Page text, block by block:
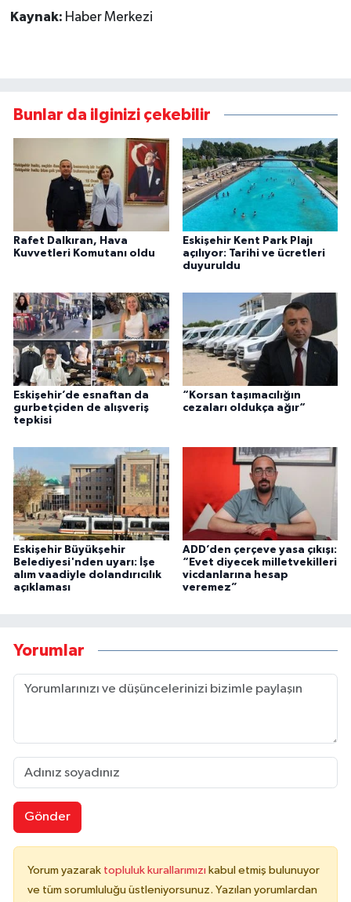
Kaynak: Haber Merkezi
Bunlar da ilginizi çekebilir
Rafet Dalkıran, Hava
Kuvvetleri Komutanı oldu
Eskişehir Kent Park Plajı
açılıyor: Tarihi ve ücretleri
duyuruldu
Eskişehir’de esnaftan da
gurbetçiden de alışveriş
tepkisi
“Korsan taşımacılığın
cezaları oldukça ağır“
Eskişehir Büyükşehir
Belediyesi'nden uyarı: İşe
alım vaadiyle dolandırıcılık
açıklaması
ADD’den çerçeve yasa çıkışı:
“Evet diyecek milletvekilleri
vicdanlarına hesap
veremez”
Yorumlar
Gönder
Yorum yazarak topluluk kurallarımızı kabul etmiş bulunuyor
ve tüm sorumluluğu üstleniyorsunuz. Yazılan yorumlardan